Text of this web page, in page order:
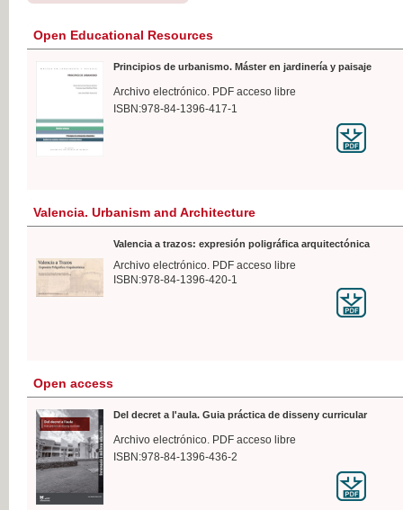
Open Educational Resources
Principios de urbanismo. Máster en jardinería y paisaje
Archivo electrónico. PDF acceso libre
ISBN:978-84-1396-417-1
Valencia. Urbanism and Architecture
Valencia a trazos: expresión poligráfica arquitectónica
Archivo electrónico. PDF acceso libre
ISBN:978-84-1396-420-1
Open access
Del decret a l'aula. Guia práctica de disseny curricular
Archivo electrónico. PDF acceso libre
ISBN:978-84-1396-436-2